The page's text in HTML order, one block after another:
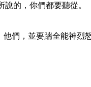
的，你們都要聽從。
們，並要踹全能神烈